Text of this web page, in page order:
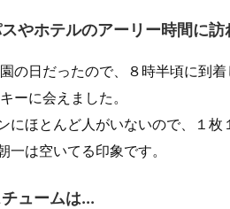
やホテルのアーリー時間に訪
の日だったので、８時半頃に到
ーに会えました。
にほとんど人がいないので、１
一は空いてる印象です。
ュームは...